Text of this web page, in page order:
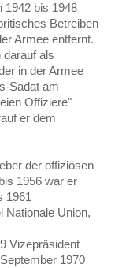
1942 bis 1948
Betreiben
Armee entfernt.
darauf als
in der Armee
Sadat am
Offiziere"
er dem
der offiziösen
1956 war er
1961
Nationale Union,
Vizepräsident
1970